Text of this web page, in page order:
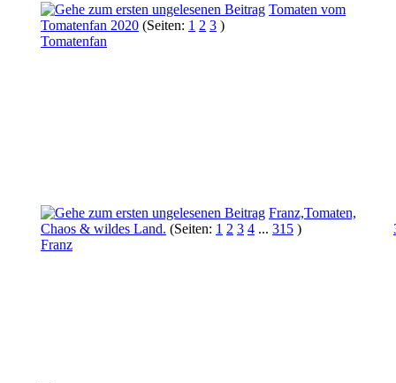
Tomaten vom
Tomatenfan 2020 (Seiten: 1 2 3 )
Tomatenfan
Franz,Tomaten,
Chaos & wildes Land. (Seiten: 1 2 3 4 ... 315 )
Franz